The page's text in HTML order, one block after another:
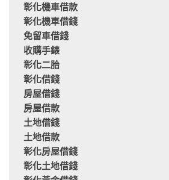
彰化機車借款
彰化機車借錢
免留車借錢
收購手錶
彰化二胎
彰化借錢
房屋借錢
房屋借款
土地借錢
土地借款
彰化房屋借錢
彰化土地借錢